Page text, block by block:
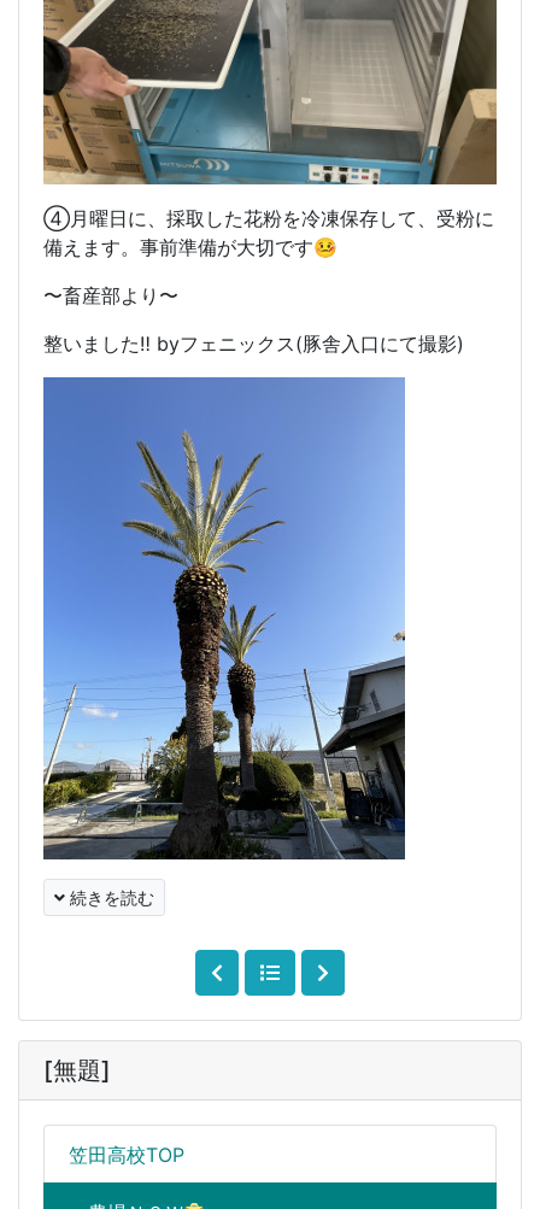
[無題]
笠田高校TOP
④月曜日に、採取した花粉を冷凍保存して、受粉に
備えます。事前準備が大切です🤒
〜畜産部より〜
整いました‼️ byフェニックス(豚舎入口にて撮影)
続きを読む